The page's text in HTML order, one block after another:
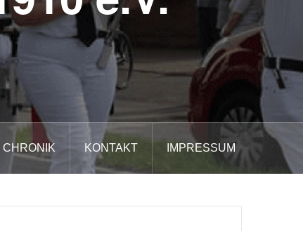
CHRONIK KONTAKT IMPRESSUM